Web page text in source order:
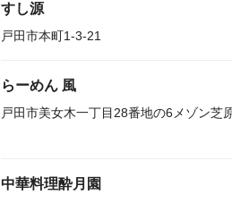
すし源
戸田市本町1-3-21
らーめん 風
戸田市美女木一丁目28番地の6メゾン芝
中華料理酔月園